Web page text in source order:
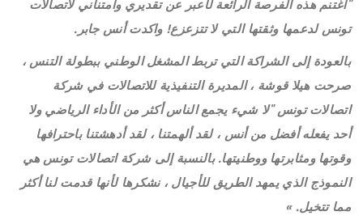
"أغتنم هذه الفرصة الرائعة لأعبر عن تقديري وامتناني لاتصالات
تونس لدعمها وثقتها التي لا تتزعزع! واكدت أنس جابر.
بالعودة إلى الشراكة التي تربط المشغل الوطني ببطولة التنس ،
صرحت هيلا قوشة ، المديرة التنفيذية للاتصالات في شركة
اتصالات تونس "لا شيء يجمع الناس أكثر من الأداء الرياضي ولا
أحد يفعله أفضل من أنس ، لقد ألهمتنا ، لقد أدهشتنا باحترافها
وقوتها ومثابرتها ووطنيتها. بالنسبة إلى شركة اتصالات تونس هي
النموذج الذي يمهد الطريق للأجيال ، نشكرها لأنها قدمت لنا أكثر
مما تتخيل. »